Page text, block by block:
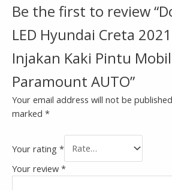
Be the first to review
LED Hyundai Creta
Injakan Kaki Pintu
Paramount AUTO”
Your email address will not be
marked *
Your rating *
Your review *